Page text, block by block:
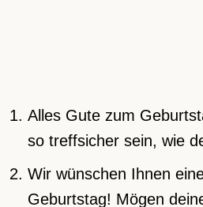
Alles Gute zum
so treffsicher sein, wie
Wir wünschen Ihnen
Geburtstag! Mögen